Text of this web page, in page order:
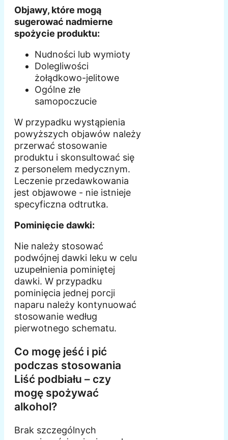
Objawy, które mogą
sugerować nadmierne
spożycie produktu:
Nudności lub wymioty
Dolegliwości
żołądkowo-jelitowe
Ogólne złe
samopoczucie
W przypadku wystąpienia
powyższych objawów należy
przerwać stosowanie
produktu i skonsultować się
z personelem medycznym.
Leczenie przedawkowania
jest objawowe - nie istnieje
specyficzna odtrutka.
Pominięcie dawki:
Nie należy stosować
podwójnej dawki leku w celu
uzupełnienia pominiętej
dawki. W przypadku
pominięcia jednej porcji
naparu należy kontynuować
stosowanie według
pierwotnego schematu.
Co mogę jeść i pić
podczas stosowania
Liść podbiału – czy
mogę spożywać
alkohol?
Brak szczególnych